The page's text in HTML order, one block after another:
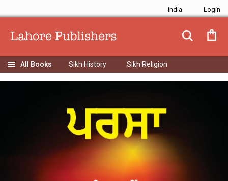
India
Sikh History Sikh Religion